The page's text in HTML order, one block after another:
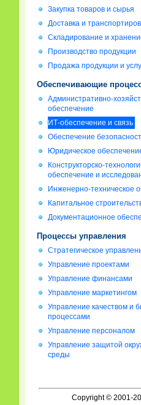
Закупка товаров и сырья
Доставка и
Складирование и
Производство продукции
Продажа продукции и
Обеспечивающие
Административно-
обеспечение
ИТ-обеспечение и связь
Обеспечение
Юридическое
Конструкторско-
обеспечение и
Инженерно-техническое
Капитальное
Документационное
Процессы управления
Стратегическое
Управление проектами
Управление финансами
Управление маркетингом
Управление качеством и
процессами
Управление персоналом
Управление защитой
среды
Copyright © 2001-